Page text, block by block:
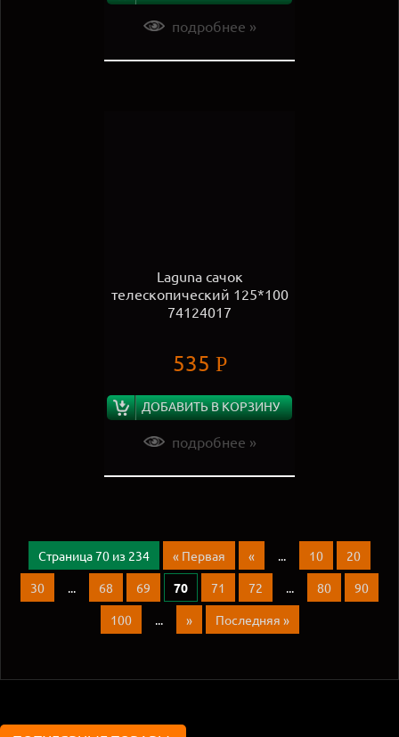
подробнее »
Laguna сачок
телескопический 125*100
74124017
535 Р
ДОБАВИТЬ В КОРЗИНУ
подробнее »
Страница 70 из 234 « Первая « ... 10
20
30
... 68 69 70 71 72 ... 80
90
100
... » Последняя »